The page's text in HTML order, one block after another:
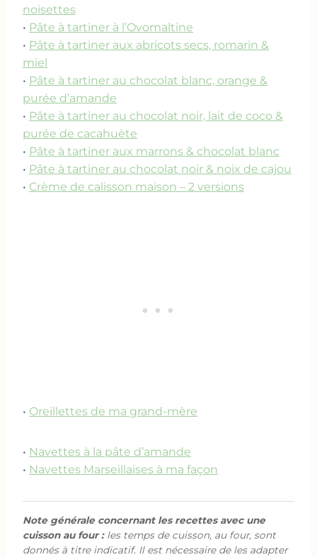
noisettes
• Pâte à tartiner à l’Ovomaltine
• Pâte à tartiner aux abricots secs, romarin &
miel
• Pâte à tartiner au chocolat blanc, orange &
purée d’amande
• Pâte à tartiner au chocolat noir, lait de coco &
purée de cacahuète
• Pâte à tartiner aux marrons & chocolat blanc
• Pâte à tartiner au chocolat noir & noix de cajou
• Crème de calisson maison – 2 versions
• Oreillettes de ma grand-mère
• Navettes à la pâte d’amande
• Navettes Marseillaises à ma façon
Note générale concernant les recettes avec une
cuisson au four :les temps de cuisson, au four, sont
donnés à titre indicatif. Il est nécessaire de les adapter